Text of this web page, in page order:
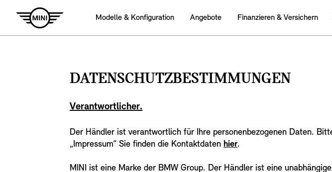
Modelle & Konfiguration Angebote Finanzieren & Versichern
DATENSCHUTZBESTIMMUNGEN
Verantwortlicher.
Der Händler ist verantwortlich für Ihre personenbezogenen Daten.
„Impressum“ Sie finden die Kontaktdaten hier.
MINI ist eine Marke der BMW Group. Der Händler ist eine